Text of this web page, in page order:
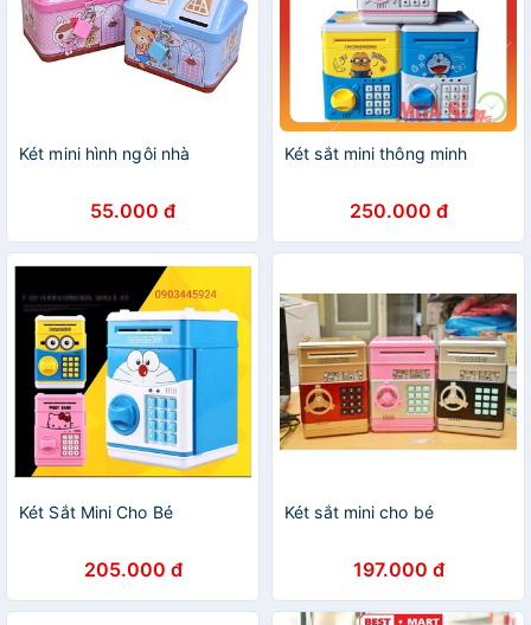
Két mini hình ngôi nhà
55.000 đ
Két sắt mini thông minh
250.000 đ
Két Sắt Mini Cho Bé
205.000 đ
Két sắt mini cho bé
197.000 đ